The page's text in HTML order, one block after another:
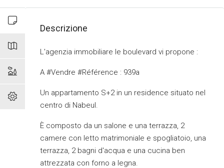
Descrizione
L'agenzia immobiliare le boulevard vi propone :
A #Vendre #Référence : 939a
Un appartamento S+2 in un residence situato nel
centro di Nabeul.
È composto da un salone e una terrazza, 2
camere con letto matrimoniale e spogliatoio, una
terrazza, 2 bagni d'acqua e una cucina ben
attrezzata con forno a legna.